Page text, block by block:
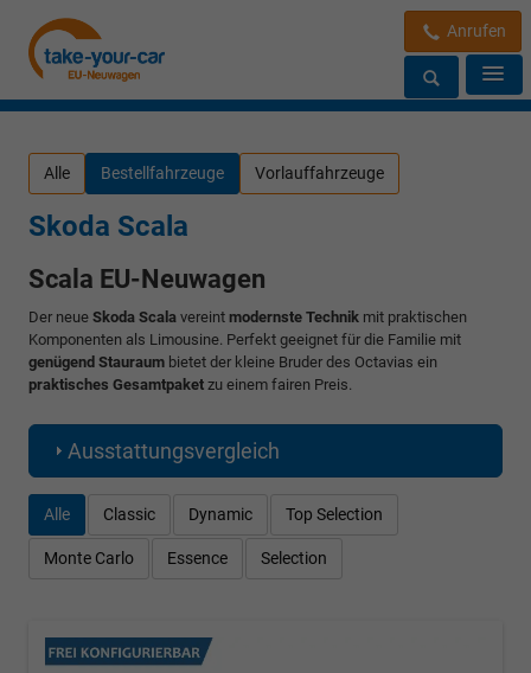
Anrufen
Alle Bestellfahrzeuge Vorlauffahrzeuge
Skoda Scala
Scala EU-Neuwagen
Der neue Skoda Scala vereint modernste Technik mit praktischen
Komponenten als Limousine. Perfekt geeignet für die Familie mit
genügend Stauraum bietet der kleine Bruder des Octavias ein
praktisches Gesamtpaket zu einem fairen Preis.
Ausstattungsvergleich
Alle Classic Dynamic Top Selection
Monte Carlo Essence Selection